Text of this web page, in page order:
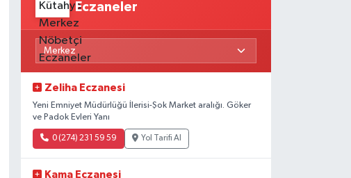
Eczaneler
Zeliha Eczanesi
Yeni Emniyet Müdürlüğü İlerisi-Şok Market aralığı. Göker
ve Padok Evleri Yanı
0 (274) 231 59 59 Yol Tarifi Al
Kama Eczanesi